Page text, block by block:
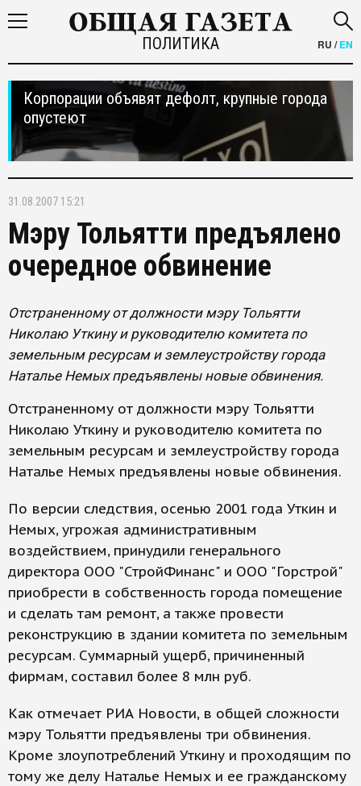
ПОЛИТИКА RU /EN
Корпорации объявят дефолт, крупные города
опустеют
31.08.2007 15:21
Мэру Тольятти предъялено
очередное обвинение
Отстраненному от должности мэру Тольятти
Николаю Уткину и руководителю комитета по
земельным ресурсам и землеустройству города
Наталье Немых предъявлены новые обвинения.
Отстраненному от должности мэру Тольятти
Николаю Уткину и руководителю комитета по
земельным ресурсам и землеустройству города
Наталье Немых предъявлены новые обвинения.
По версии следствия, осенью 2001 года Уткин и
Немых, угрожая административным
воздействием, принудили генерального
директора ООО "СтройФинанс" и ООО "Горстрой"
приобрести в собственность города помещение
и сделать там ремонт, а также провести
реконструкцию в здании комитета по земельным
ресурсам. Суммарный ущерб, причиненный
фирмам, составил более 8 млн руб.
Как отмечает РИА Новости, в общей сложности
мэру Тольятти предъявлены три обвинения.
Кроме злоупотреблений Уткину и проходящим по
тому же делу Наталье Немых и ее гражданскому